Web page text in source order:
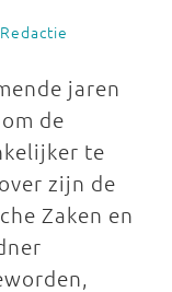
Redactie
jaren
de
te
zijn de
Zaken en